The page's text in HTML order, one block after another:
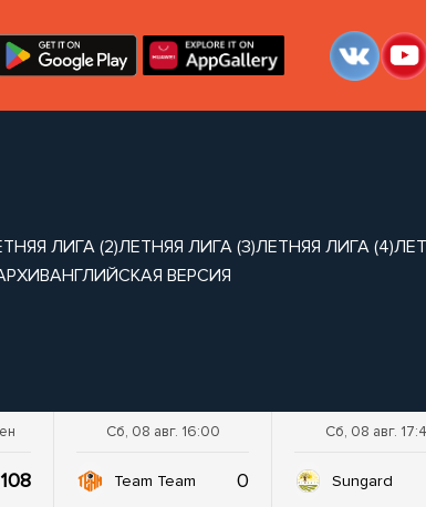
ЛИГА (2)ЛЕТНЯЯ ЛИГА (3)ЛЕТНЯЯ ЛИГА (4)
АНГЛИЙСКАЯ ВЕРСИЯ
108
Сб, 08 авг. 16:00
Team Team 0
Сб, 08 авг.
Sungard